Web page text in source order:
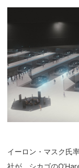
注目され
スクとし
ペイン）
などを経て
注力中。
イーロン・マスク氏
VR/AR
特集
Block Data Bank